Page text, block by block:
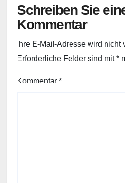
Schreiben Sie
Kommentar
Ihre E-Mail-Adresse wird nicht
Erforderliche Felder sind mit*
Kommentar *